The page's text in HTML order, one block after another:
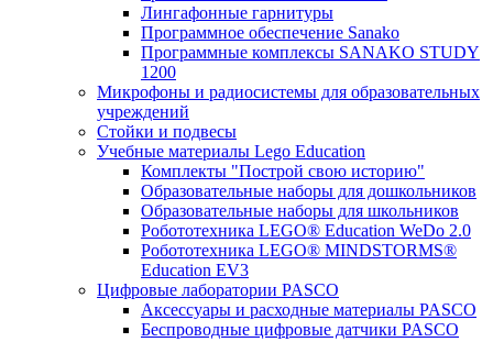
Лингафонные гарнитуры
Программное обеспечение Sanako
Программные комплексы SANAKO STUDY
1200
Микрофоны и радиосистемы для образовательных
учреждений
Стойки и подвесы
Учебные материалы Lego Education
Комплекты "Построй свою историю"
Образовательные наборы для дошкольников
Образовательные наборы для школьников
Робототехника LEGO® Education WeDo 2.0
Робототехника LEGO® MINDSTORMS®
Education EV3
Цифровые лаборатории PASCO
Аксессуары и расходные материалы PASCO
Беспроводные цифровые датчики PASCO